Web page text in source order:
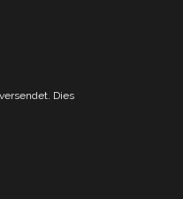
Dies